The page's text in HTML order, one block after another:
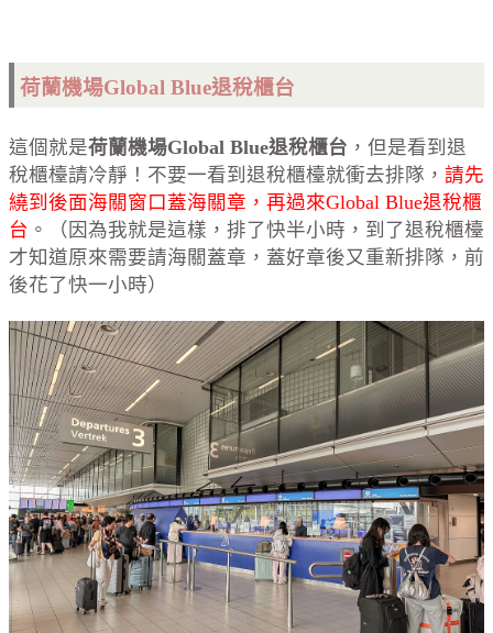
荷蘭機場Global Blue退稅櫃台
這個就是荷蘭機場Global Blue退稅櫃台 ，但是看到退
稅櫃檯請冷靜！不要一看到退稅櫃檯就衝去排隊， 請先
繞到後面海關窗口蓋海關章，再過來Global Blue退稅櫃
台 。（因為我就是這樣，排了快半小時，到了退稅櫃檯
才知道原來需要請海關蓋章，蓋好章後又重新排隊，前
後花了快一小時）